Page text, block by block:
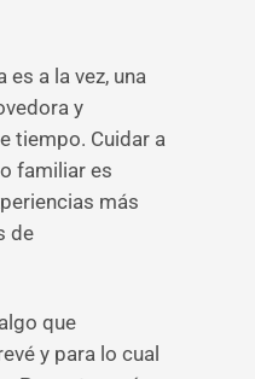
es a la vez, una
y
tiempo. Cuidar a
familiar es
más
de
que
y para lo cual